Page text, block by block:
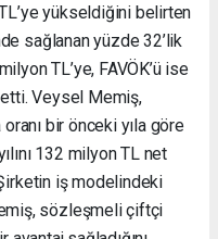
yükseldiğini belirten
sağlanan yüzde 32’lik
TL’ye, FAVÖK’ü ise
etti. Veysel Memiş,
bir önceki yıla göre
132 milyon TL net
iş modelindeki
sözleşmeli çiftçi